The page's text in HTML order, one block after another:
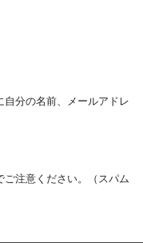
自分の名前、メールアドレ
ご注意ください。（スパム